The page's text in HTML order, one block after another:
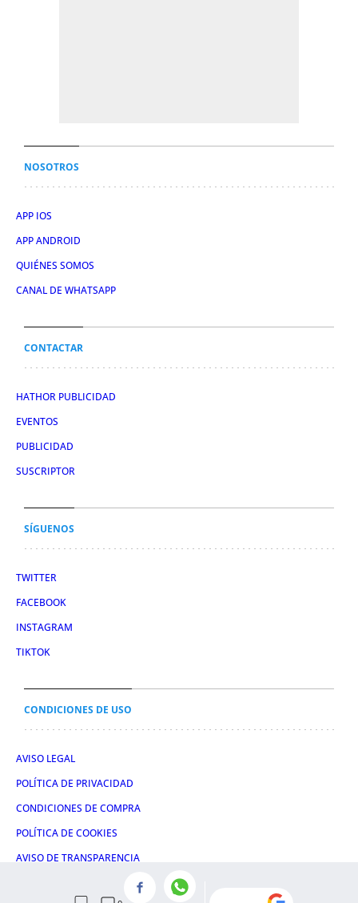
NOSOTROS
APP IOS
APP ANDROID
QUIÉNES SOMOS
CANAL DE WHATSAPP
CONTACTAR
HATHOR PUBLICIDAD
EVENTOS
PUBLICIDAD
SUSCRIPTOR
SÍGUENOS
TWITTER
FACEBOOK
INSTAGRAM
TIKTOK
CONDICIONES DE USO
AVISO LEGAL
POLÍTICA DE PRIVACIDAD
CONDICIONES DE COMPRA
POLÍTICA DE COOKIES
AVISO DE TRANSPARENCIA